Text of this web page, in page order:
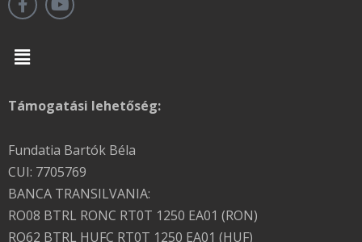
Menu
Támogatási lehetőség:
Fundatia Bartók Béla
CUI: 7705769
BANCA TRANSILVANIA:
RO08 BTRL RONC RT0T 1250 EA01 (RON)
RO62 BTRL HUFC RT0T 1250 EA01 (HUF)